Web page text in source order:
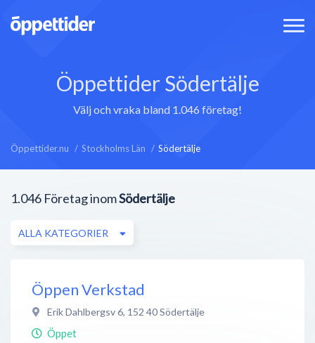
Öppettider Södertälje
Välj och vraka bland 1.046 företag!
Öppettider.nu Stockholms Län Södertälje
1.046 Företag inomSödertälje
ALLA KATEGORIER
Öppen Verkstad
Erik Dahlbergsv 6, 152 40Södertälje
Öppet